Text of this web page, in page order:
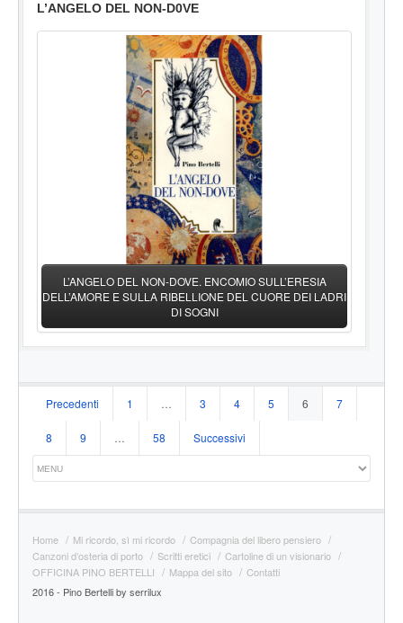
L’ANGELO DEL NON-D0VE
L’ANGELO DEL NON-DOVE. ENCOMIO SULL’ERESIA
DELL’AMORE E SULLA RIBELLIONE DEL CUORE DEI LADRI
DI SOGNI
Navigazione
articoli
Precedenti 1 … 3 4 5 6 7
8 9 … 58 Successivi
Home Mi ricordo, sì mi ricordo
Compagnia del libero pensiero
Canzoni d’osteria di porto
Scritti eretici
Cartoline di un visionario
OFFICINA PINO BERTELLI
Mappa del sito
Contatti
2016 - Pino Bertelli by serrilux